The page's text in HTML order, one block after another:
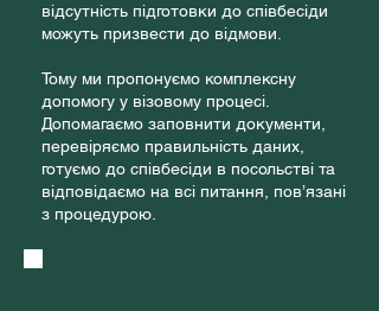
відсутність підготовки до співбесіди
можуть призвести до відмови.
Тому ми пропонуємо комплексну
допомогу у візовому процесі.
Допомагаємо заповнити документи,
перевіряємо правильність даних,
готуємо до співбесіди в посольстві та
відповідаємо на всі питання, пов’язані
з процедурою.